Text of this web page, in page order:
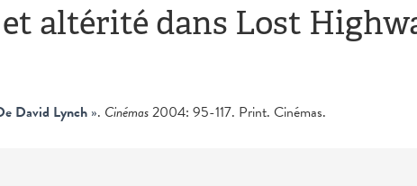
altérité dans Lost
David Lynch ». Cinémas2004: 95-117. Print. Cinémas.